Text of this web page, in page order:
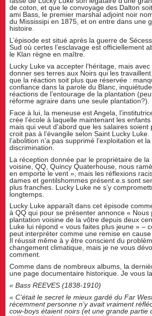
de coton, et que le convoyage des Dalton
ami Bass, le premier marshal adjoint noir
du Mississipi en 1875, et on entre dans une
histoire.
L’épisode est situé après la guerre de
Sud où certes l’esclavage est officiellement
le Klan règne en maître.
Lucky Luke va accepter l’héritage, mais avec
donner ses terres aux Noirs qui les
que la réaction soit plus que réservée :
confiance dans la parole du Blanc,
réactions de l’entourage de la plantation
réforme agraire dans une seule plantation?).
Face à lui, la meneuse est Angela,
crée l’école à laquelle maintenant les enfants
mais qui veut d’abord que les salaires soient
croit pas à l’évangile selon Saint Lucky Luke.
l’abolition n’a pas supprimé l’exploitation et la
discrimination.
La réception donnée par le propriétaire de la
voisine, QQ, Quincy Quaterhouse, nous
en emporte le vent », mais les réflexions
dames et gentilshommes présent.e.s sont
plus franches. Lucky Luke ne s’y
longtemps.
Lucky Luke apparaît dans cet épisode
à QQ qui pour se présenter annonce « Nous
plantation voisine de la vôtre depuis deux
Luke lui répond « vous faites plus jeune » –
peut interpréter comme une remise en cause
Il réussit même à y être conscient du
changement climatique, mais je ne vous
comment.
Comme dans de nombreux albums, la
une page documentaire historique. Je vous
« Bass REEVES (1838-1910)
« C’était le secret le mieux gardé du Far
récemment personne n’y avait vraiment
cow-boys étaient noirs (et une grande partie